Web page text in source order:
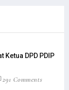
Ketua DPD PDIP
291 Comments